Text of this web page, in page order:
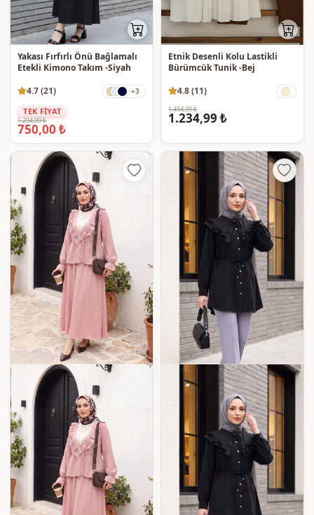
Yakası Fırfırlı Önü Bağlamalı
Etekli Kimono Takım -Siyah
4.7 (21)
+3
TEK FİYAT
1.294,99 ₺
750,00 ₺
Etnik Desenli Kolu Lastikli
Bürümcük Tunik -Bej
4.8 (11)
1.494,99 ₺
1.234,99 ₺